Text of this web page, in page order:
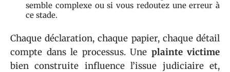
semble complexe ou si vous redoutez une erreur à
ce stade.
Chaque déclaration, chaque papier, chaque détail
compte dans le processus. Une plainte victime
bien construite influence l’issue judiciaire et,